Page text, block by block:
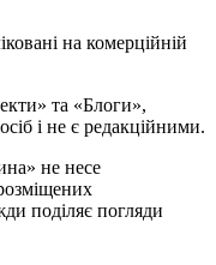
на комерційній
та «Блоги»,
і не є редакційними.
не несе
поділяє погляди